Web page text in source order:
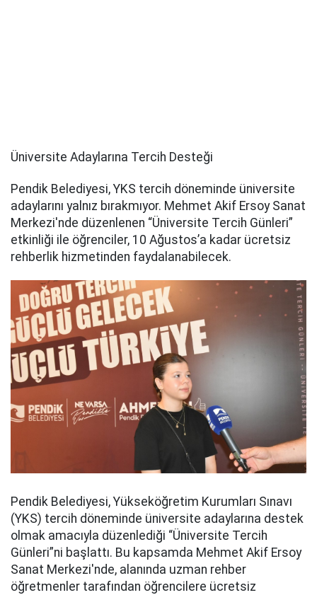
Üniversite Adaylarına Tercih Desteği
Pendik Belediyesi, YKS tercih döneminde üniversite
adaylarını yalnız bırakmıyor. Mehmet Akif Ersoy Sanat
Merkezi'nde düzenlenen “Üniversite Tercih Günleri”
etkinliği ile öğrenciler, 10 Ağustos’a kadar ücretsiz
rehberlik hizmetinden faydalanabilecek.
Pendik Belediyesi, Yükseköğretim Kurumları Sınavı
(YKS) tercih döneminde üniversite adaylarına destek
olmak amacıyla düzenlediği “Üniversite Tercih
Günleri”ni başlattı. Bu kapsamda Mehmet Akif Ersoy
Sanat Merkezi'nde, alanında uzman rehber
öğretmenler tarafından öğrencilere ücretsiz